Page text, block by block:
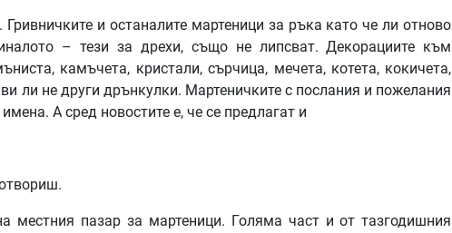
и останалите мартеници за ръка като че ли отново
– тези за дрехи, също не липсват. Декорациите към
камъчета, кристали, сърчица, мечета, котета, кокичета,
ли не други дрънкулки. Мартеничките с послания и пожелания
А сред новостите е, че се предлагат и
местния пазар за мартеници. Голяма част и от тазгодишния